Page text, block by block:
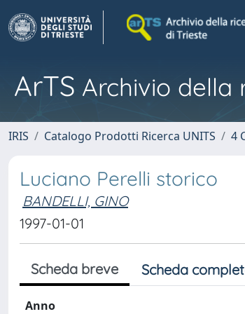
ArTS Archivio della
IRIS Catalogo Prodotti Ricerca UNITS 4
Luciano Perelli storico
BANDELLI, GINO
1997-01-01
Scheda breve Scheda
Anno